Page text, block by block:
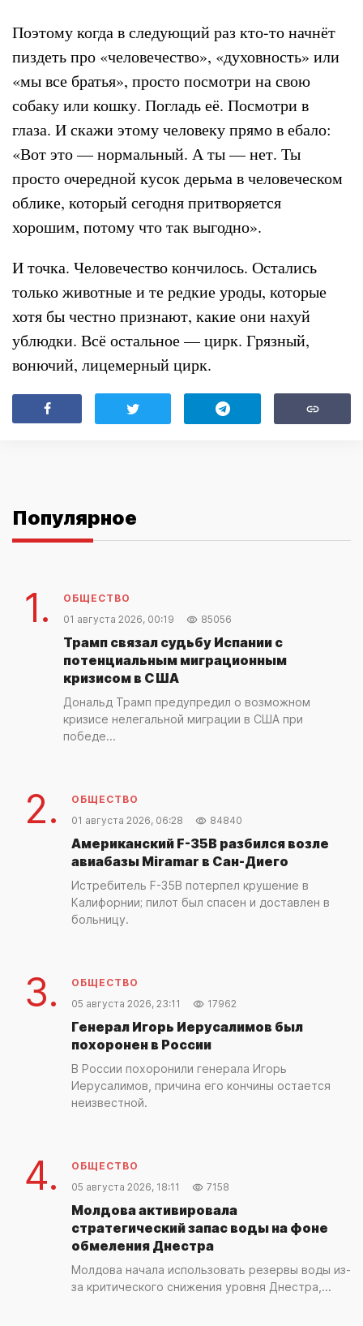
Поэтому когда в следующий раз кто-то начнёт
пиздеть про «человечество», «духовность» или
«мы все братья», просто посмотри на свою
собаку или кошку. Погладь её. Посмотри в
глаза. И скажи этому человеку прямо в ебало:
«Вот это — нормальный. А ты — нет. Ты
просто очередной кусок дерьма в человеческом
облике, который сегодня притворяется
хорошим, потому что так выгодно».
И точка. Человечество кончилось. Остались
только животные и те редкие уроды, которые
хотя бы честно признают, какие они нахуй
ублюдки. Всё остальное — цирк. Грязный,
вонючий, лицемерный цирк.
Популярное
1.
ОБЩЕСТВО
01 августа 2026, 00:19
85056
Трамп связал судьбу Испании с
потенциальным миграционным
кризисом в США
Дональд Трамп предупредил о возможном
кризисе нелегальной миграции в США при
победе...
2.
ОБЩЕСТВО
01 августа 2026, 06:28
84840
Американский F-35B разбился возле
авиабазы Miramar в Сан-Диего
Истребитель F-35B потерпел крушение в
Калифорнии; пилот был спасен и доставлен в
больницу.
3.
ОБЩЕСТВО
05 августа 2026, 23:11
17962
Генерал Игорь Иерусалимов был
похоронен в России
В России похоронили генерала Игорь
Иерусалимов, причина его кончины остается
неизвестной.
4.
ОБЩЕСТВО
05 августа 2026, 18:11
7158
Молдова активировала
стратегический запас воды на фоне
обмеления Днестра
Молдова начала использовать резервы воды из-
за критического снижения уровня Днестра,...